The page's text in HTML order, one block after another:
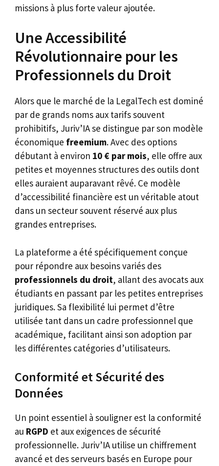
missions à plus forte valeur ajoutée.
Une Accessibilité
Révolutionnaire pour les
Professionnels du Droit
Alors que le marché de la LegalTech est dominé
par de grands noms aux tarifs souvent
prohibitifs, Juriv’IA se distingue par son modèle
économique freemium. Avec des options
débutant à environ 10 € par mois, elle offre aux
petites et moyennes structures des outils dont
elles auraient auparavant rêvé. Ce modèle
d’accessibilité financière est un véritable atout
dans un secteur souvent réservé aux plus
grandes entreprises.
La plateforme a été spécifiquement conçue
pour répondre aux besoins variés des
professionnels du droit, allant des avocats aux
étudiants en passant par les petites entreprises
juridiques. Sa flexibilité lui permet d’être
utilisée tant dans un cadre professionnel que
académique, facilitant ainsi son adoption par
les différentes catégories d’utilisateurs.
Conformité et Sécurité des
Données
Un point essentiel à souligner est la conformité
au RGPD et aux exigences de sécurité
professionnelle. Juriv’IA utilise un chiffrement
avancé et des serveurs basés en Europe pour